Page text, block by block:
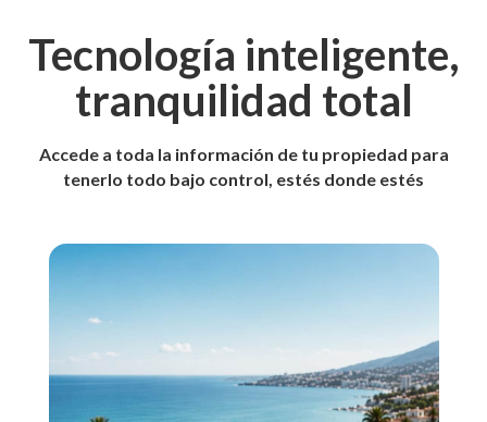
Tecnología inteligente,
tranquilidad total
Accede a toda la información de tu propiedad para
tenerlo todo bajo control, estés donde estés